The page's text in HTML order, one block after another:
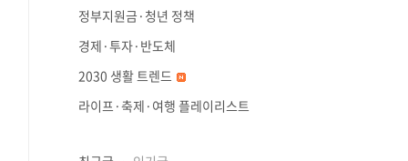
정부지원금·청년 정책
경제·투자·반도체
2030 생활 트렌드
라이프·축제·여행 플레이리스트